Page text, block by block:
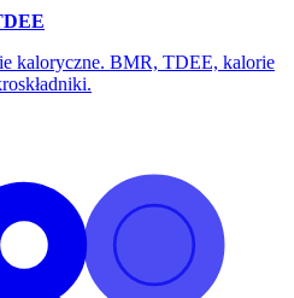
kaloryczne. BMR, TDEE, kalorie